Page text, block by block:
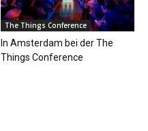
The Things Conference
In Amsterdam bei der The
Things Conference